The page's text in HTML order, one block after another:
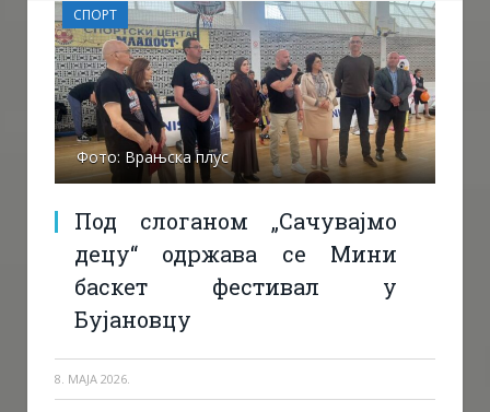
Фото: Врањска плус
Под слоганом „Сачувајмо
децу“ одржава се Мини
баскет фестивал у
Бујановцу
8. МАЈА 2026.
СПОРТ